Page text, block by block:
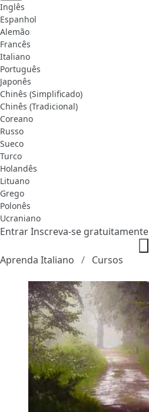
Inglês
Espanhol
Alemão
Francês
Italiano
Português
Japonês
Chinês (Simplificado)
Chinês (Tradicional)
Coreano
Russo
Sueco
Turco
Holandês
Lituano
Grego
Polonês
Ucraniano
EntrarInscreva-se gratuitamente
Aprenda Italiano Cursos